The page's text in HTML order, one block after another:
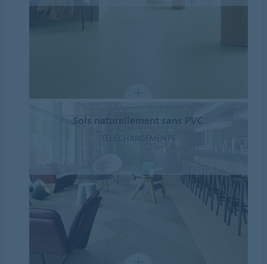
Sols naturellement sans PVC
TÉLÉCHARGEMENTS